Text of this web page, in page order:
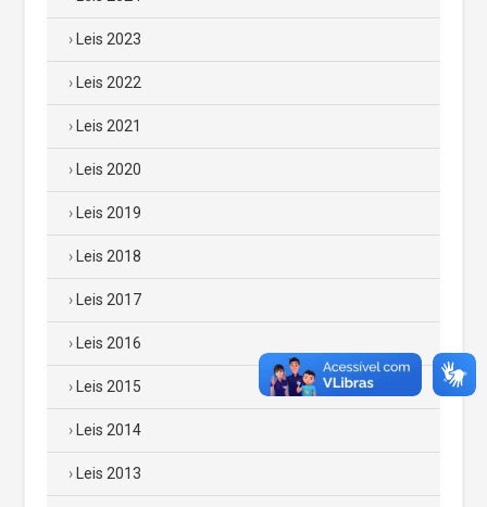
Leis 2023
Leis 2022
Leis 2021
Leis 2020
Leis 2019
Leis 2018
Leis 2017
Leis 2016
Leis 2015
Leis 2014
Leis 2013